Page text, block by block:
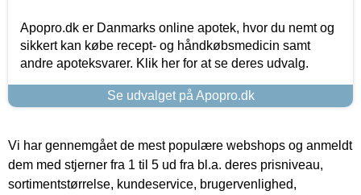
Apopro.dk er Danmarks online apotek, hvor du nemt og
sikkert kan købe recept- og håndkøbsmedicin samt
andre apoteksvarer. Klik her for at se deres udvalg.
Se udvalget på Apopro.dk
Vi har gennemgået de mest populære webshops og anmeldt
dem med stjerner fra 1 til 5 ud fra bl.a. deres prisniveau,
sortimentstørrelse, kundeservice, brugervenlighed,